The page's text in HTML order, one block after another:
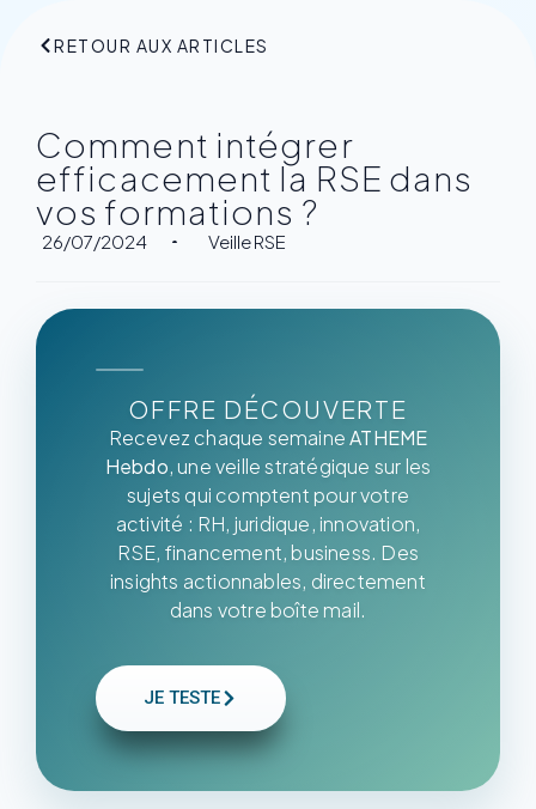
RETOUR AUX ARTICLES
Comment intégrer
efficacement la RSE dans
vos formations ?
26/07/2024 Veille RSE
OFFRE DÉCOUVERTE
Recevez chaque semaineATHEME
Hebdo, une veille stratégique sur les
sujets qui comptent pour votre
activité : RH, juridique, innovation,
RSE, financement, business. Des
insights actionnables, directement
dans votre boîte mail.
JE TESTE